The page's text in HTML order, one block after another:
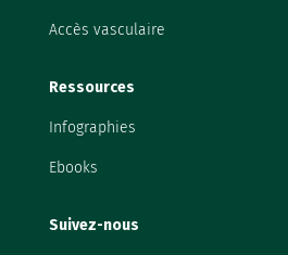
Accès vasculaire
Ressources
Infographies
Ebooks
Suivez-nous